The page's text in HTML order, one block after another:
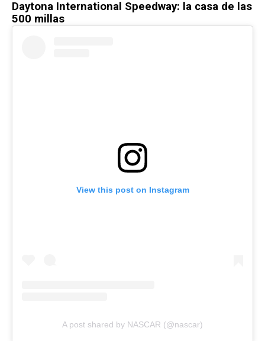
Daytona International Speedway: la casa de las
500 millas
View this post on Instagram
A post shared by NASCAR (@nascar)